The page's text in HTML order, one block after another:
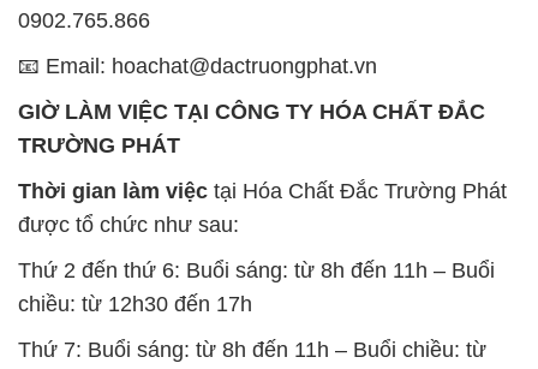
0902.765.866
📧 Email: hoachat@dactruongphat.vn
GIỜ LÀM VIỆC TẠI CÔNG TY HÓA CHẤT ĐẮC
TRƯỜNG PHÁT
Thời gian làm việc tại Hóa Chất Đắc Trường Phát
được tổ chức như sau:
Thứ 2 đến thứ 6: Buổi sáng: từ 8h đến 11h – Buổi
chiều: từ 12h30 đến 17h
Thứ 7: Buổi sáng: từ 8h đến 11h – Buổi chiều: từ